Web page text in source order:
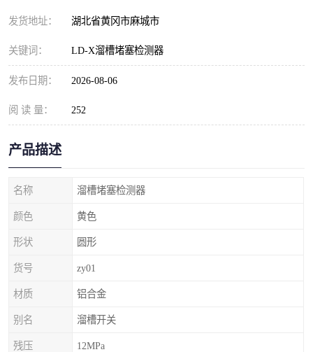
发货地址： 湖北省黄冈市麻城市
关键词： LD-X溜槽堵塞检测器
发布日期： 2026-08-06
阅 读 量： 252
产品描述
名称 溜槽堵塞检测器
颜色 黄色
形状 圆形
货号 zy01
材质 铝合金
别名 溜槽开关
残压 12MPa